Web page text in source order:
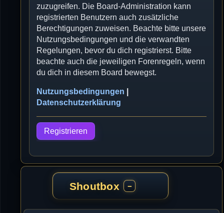
zuzugreifen. Die Board-Administration kann
registrierten Benutzern auch zusätzliche
Berechtigungen zuweisen. Beachte bitte unsere
Nutzungsbedingungen und die verwandten
Regelungen, bevor du dich registrierst. Bitte
beachte auch die jeweiligen Forenregeln, wenn
du dich in diesem Board bewegst.
Nutzungsbedingungen
Datenschutzerklärung
Registrieren
Shoutbox −